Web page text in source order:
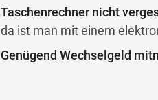
Taschenrechner nicht
da ist man mit einem
Genügend Wechselgeld